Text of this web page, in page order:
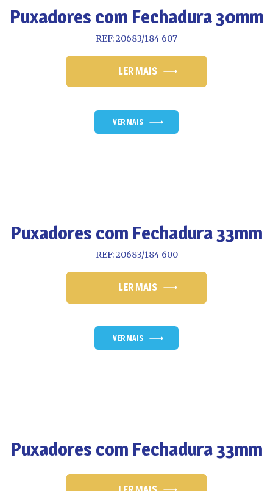
Puxadores com Fechadura 30mm
REF: 20683/184 607
LER MAIS
VER MAIS
Puxadores com Fechadura 33mm
REF: 20683/184 600
LER MAIS
VER MAIS
Puxadores com Fechadura 33mm